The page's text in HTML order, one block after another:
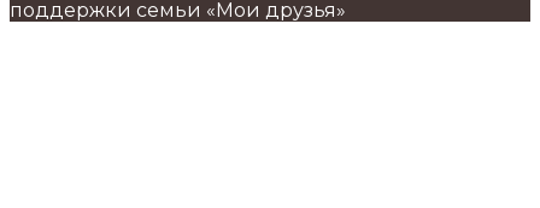
поддержки семьи «Мои друзья»